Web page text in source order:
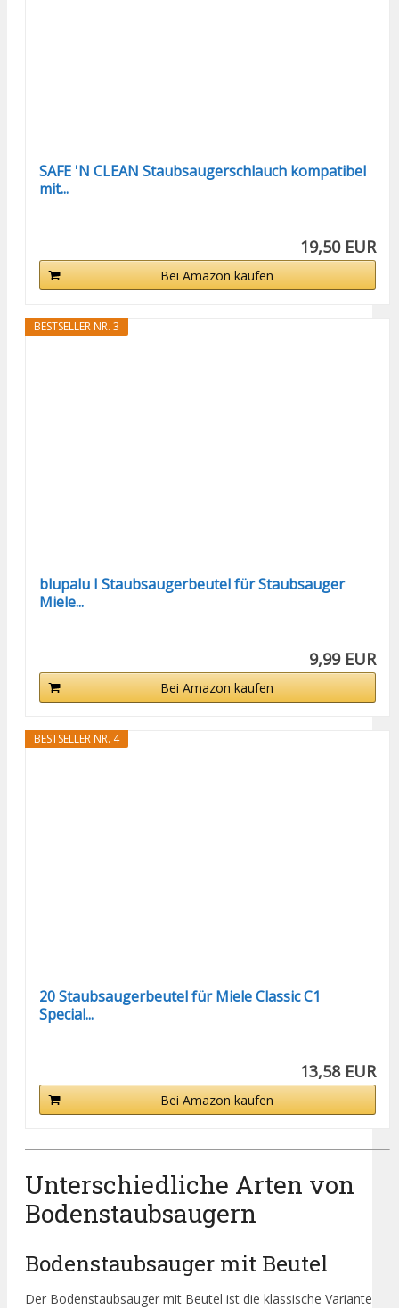
SAFE 'N CLEAN Staubsaugerschlauch kompatibel
mit...
19,50 EUR
Bei Amazon kaufen
BESTSELLER NR. 3
blupalu I Staubsaugerbeutel für Staubsauger
Miele...
9,99 EUR
Bei Amazon kaufen
BESTSELLER NR. 4
20 Staubsaugerbeutel für Miele Classic C1
Special...
13,58 EUR
Bei Amazon kaufen
Unterschiedliche Arten von
Bodenstaubsaugern
Bodenstaubsauger mit Beutel
Der Bodenstaubsauger mit Beutel ist die klassische Variante